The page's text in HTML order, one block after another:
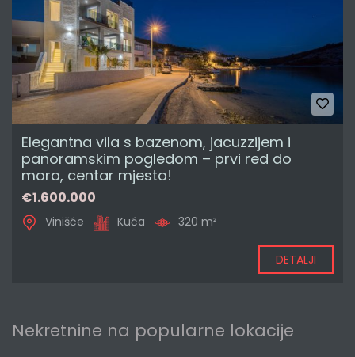
Elegantna vila s bazenom, jacuzzijem i
panoramskim pogledom – prvi red do
mora, centar mjesta!
€1.600.000
Vinišće Kuća 320 m²
DETALJI
Nekretnine na popularne lokacije